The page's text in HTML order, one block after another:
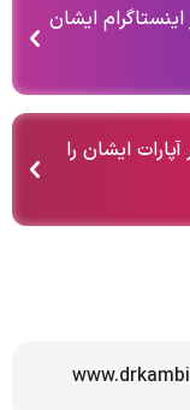
ایشان
ایشان را